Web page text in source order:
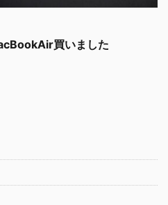
買いました